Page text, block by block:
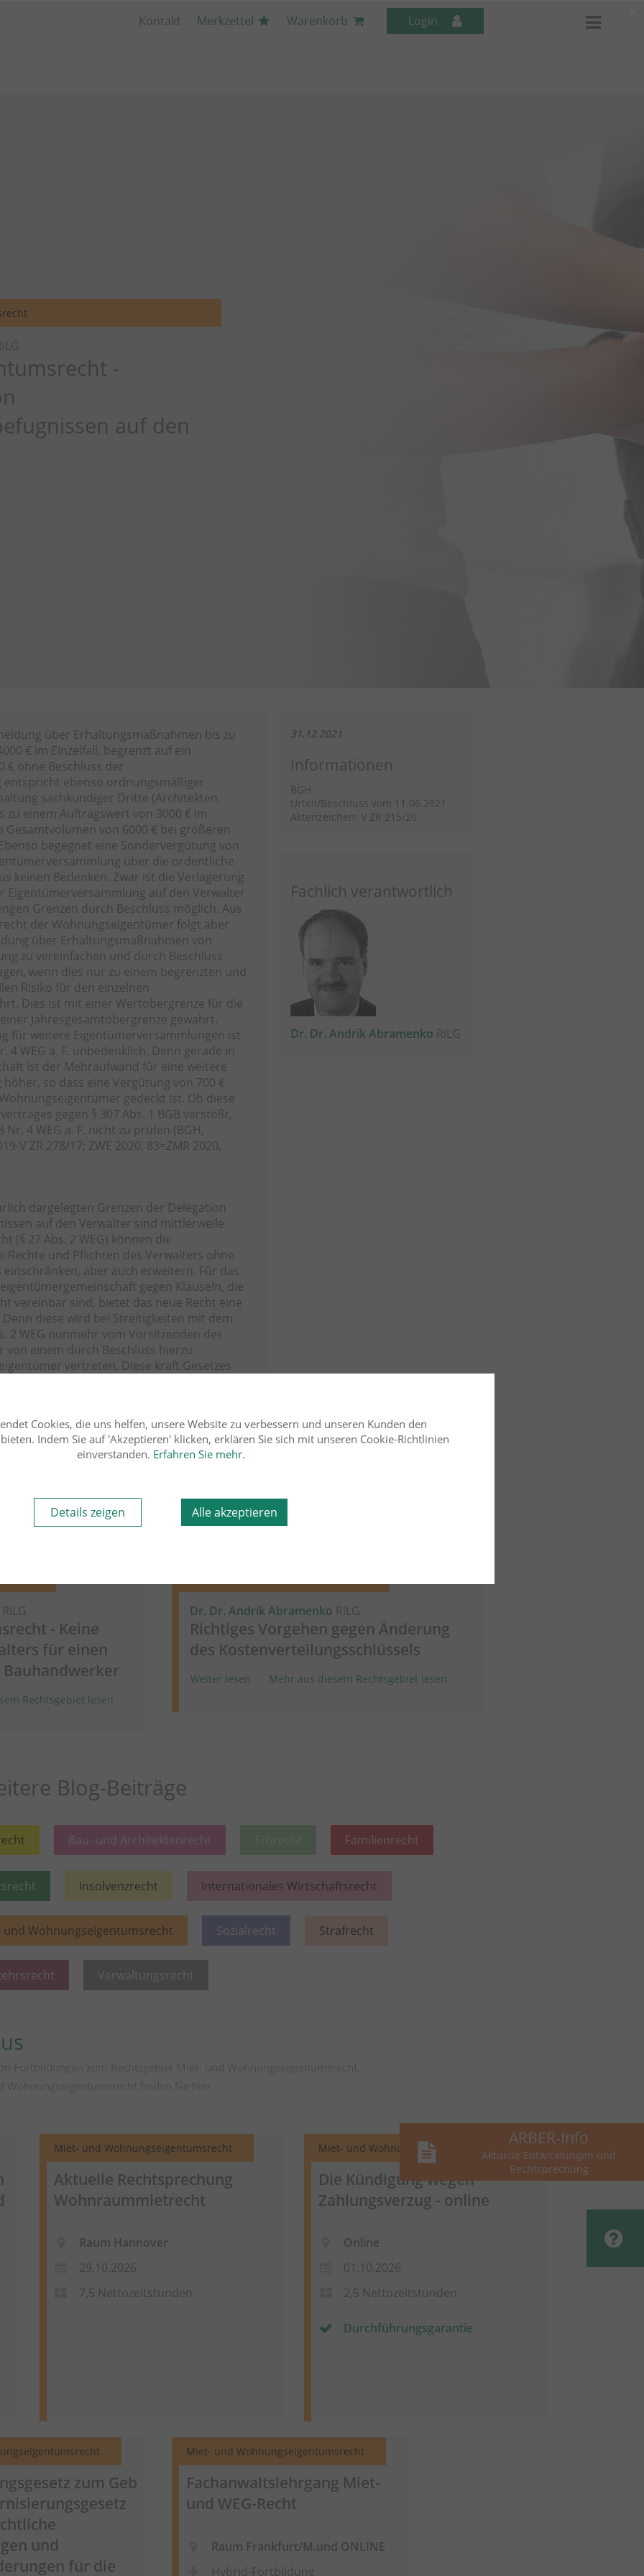
Kontakt Merkzettel Warenkorb Login
-
auf den
über Erhaltungsmaßnahmen bis zu
€ im Einzelfall, begrenzt auf ein
€ ohne Beschluss der
entspricht ebenso ordnungsmäßiger
sachkundiger Dritte (Architekten,
zu einem Auftragswert von 3000 € im
Gesamtvolumen von 6000 € bei größeren
begegnet eine Sondervergütung von
über die ordentliche
keinen Bedenken. Zwar ist die Verlagerung
Eigentümerversammlung auf den Verwalter
Grenzen durch Beschluss möglich. Aus
der Wohnungseigentümer folgt aber
über Erhaltungsmaßnahmen von
zu vereinfachen und durch Beschluss
wenn dies nur zu einem begrenzten und
Risiko für den einzelnen
Dies ist mit einer Wertobergrenze für die
Jahresgesamtobergrenze gewahrt.
für weitere Eigentümerversammlungen ist
4 WEG a. F. unbedenklich. Denn gerade in
ist der Mehraufwand für eine weitere
so dass eine Vergütung von 700 €
gedeckt ist. Ob diese
gegen § 307 Abs. 1 BGB verstößt,
4 WEG a. F. nicht zu prüfen (BGH,
V ZR 278/17; ZWE 2020, 83=ZMR 2020,
dargelegten Grenzen der Delegation
auf den Verwalter sind mittlerweile
(§ 27 Abs. 2 WEG) können die
Rechte und Pflichten des Verwalters ohne
aber auch erweitern. Für das
gegen Klauseln, die
vereinbar sind, bietet das neue Recht eine
diese wird bei Streitigkeiten mit dem
2 WEG nunmehr vom Vorsitzenden des
einem durch Beschluss hierzu
vertreten. Diese kraft Gesetzes
lesen
31.12.2021
Informationen
BGH
Urteil/Beschluss vom 11.06.2021
Aktenzeichen: V ZR 215/20
Fachlich verantwortlich
Dr. Dr. Andrik Abramenko RiLG
RiLG
- Keine
für einen
Rechtsgebiet lesen
Dr. Dr. Andrik Abramenko RiLG
Richtiges Vorgehen gegen Änderung
des Kostenverteilungsschlüssels
Weiter lesen Mehr aus diesem Rechtsgebiet lesen
Blog-Beiträge
Bau- und Architektenrecht Familienrecht
Insolvenzrecht Internationales Wirtschaftsrecht
und Wohnungseigentumsrecht Sozialrecht Strafrecht
Verwaltungsrecht
Miet- und Wohnungseigentumsrecht
Aktuelle Rechtsprechung
Wohnraummietrecht
Raum Hannover
29.10.2026
7,5 Nettozeitstunden
Miet- und Wohnungseigentumsrecht
Die Kündigung wegen
Zahlungsverzug - online
Online
01.10.2026
2,5 Nettozeitstunden
Durchführungsgarantie
zum Geb
und
für die
Miet- und Wohnungseigentumsrecht
Fachanwaltslehrgang Miet-
und WEG-Recht
Raum Frankfurt/M.und ONLINE
Hybrid-Fortbildung
ARBER-Info
Aktuelle Entwicklungen und
Rechtsprechung
Cookies, die uns helfen, unsere Website zu verbessern und unseren Kunden den
Indem Sie auf 'Akzeptieren' klicken, erklären Sie sich mit unseren Cookie-Richtlinien
einverstanden. Erfahren Sie mehr.
Details zeigen Alle akzeptieren